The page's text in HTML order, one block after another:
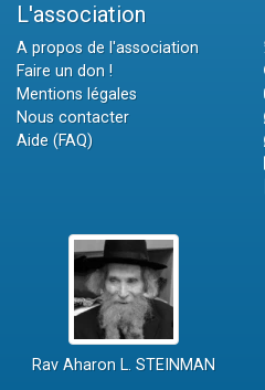
L'association
A propos de l'association
Faire un don !
Mentions légales
Nous contacter
Aide (FAQ)
Rav Aharon L. STEINMAN